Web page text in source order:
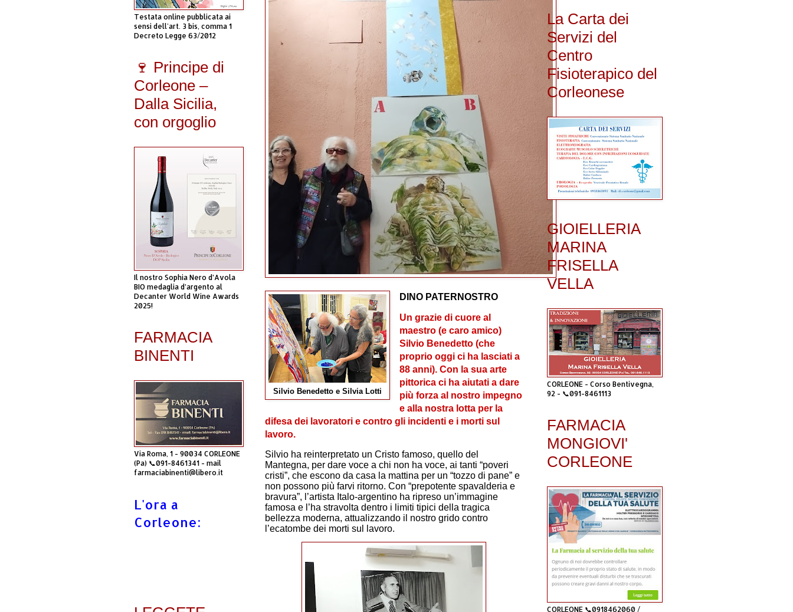
Silvio Benedetto e Silvia Lotti
DINO PATERNOSTRO
Un grazie di cuore al
maestro (e caro amico)
Silvio Benedetto (che
proprio oggi ci ha lasciati a
88 anni). Con la sua arte
pittorica ci ha aiutati a dare
più forza al nostro impegno
e alla nostra lotta per la
difesa dei lavoratori e contro gli incidenti e i morti sul
lavoro.
Silvio ha reinterpretato un Cristo famoso, quello del
Mantegna, per dare voce a chi non ha voce, ai tanti “poveri
cristi”, che escono da casa la mattina per un “tozzo di pane” e
non possono più farvi ritorno. Con “prepotente spavalderia e
bravura”, l’artista Italo-argentino ha ripreso un’immagine
famosa e l’ha stravolta dentro i limiti tipici della tragica
bellezza moderna, attualizzando il nostro grido contro
l’ecatombe dei morti sul lavoro.
Testata online pubblicata ai
sensi dell'art. 3 bis, comma 1
Decreto Legge 63/2012
🍷 Principe di
Corleone –
Dalla Sicilia,
con orgoglio
Il nostro Sophia Nero d’Avola
BIO medaglia d’argento al
Decanter World Wine Awards
2025!
FARMACIA
BINENTI
Via Roma, 1 - 90034 CORLEONE
(Pa) 📞091-8461341 - mail
farmaciabinenti@libero.it
L'ora a
Corleone:
La Carta dei
Servizi del
Centro
Fisioterapico del
Corleonese
GIOIELLERIA
MARINA
FRISELLA
VELLA
CORLEONE - Corso Bentivegna,
92 - 📞091-8461113
FARMACIA
MONGIOVI'
CORLEONE
CORLEONE 📞0918462060 /